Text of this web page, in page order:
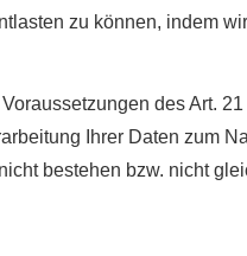
zu können, indem
des Art.
Ihrer Daten zum
bestehen bzw. nicht